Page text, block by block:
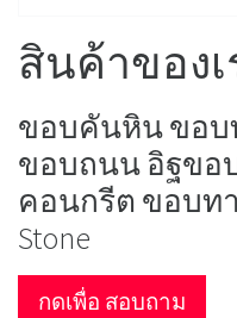
สินค้าของเ
ขอบคันหิน ขอบ
ขอบถนน อิฐข
คอนกรีต ขอบทา
Stone
กดเพื่อ สอบถาม